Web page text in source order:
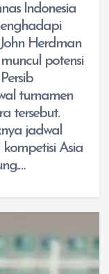
Indonesia
Herdman
potensi
turnamen
tersebut.
jadwal
Asia